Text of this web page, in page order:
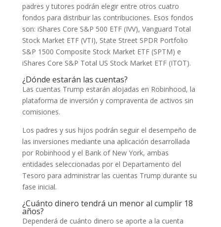
padres y tutores podrán elegir entre otros cuatro
fondos para distribuir las contribuciones. Esos fondos
son: iShares Core S&P 500 ETF (IVV), Vanguard Total
Stock Market ETF (VTI), State Street SPDR Portfolio
S&P 1500 Composite Stock Market ETF (SPTM) e
iShares Core S&P Total US Stock Market ETF (ITOT).
¿Dónde estarán las cuentas?
Las cuentas Trump estarán alojadas en Robinhood, la
plataforma de inversión y compraventa de activos sin
comisiones.
Los padres y sus hijos podrán seguir el desempeño de
las inversiones mediante una aplicación desarrollada
por Robinhood y el Bank of New York, ambas
entidades seleccionadas por el Departamento del
Tesoro para administrar las cuentas Trump durante su
fase inicial.
¿Cuánto dinero tendrá un menor al cumplir 18
años?
Dependerá de cuánto dinero se aporte a la cuenta